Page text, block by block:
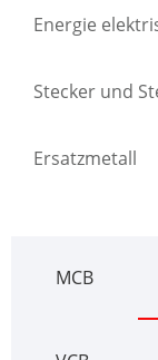
Energie
Stecker und
Ersatzmetall
MCB